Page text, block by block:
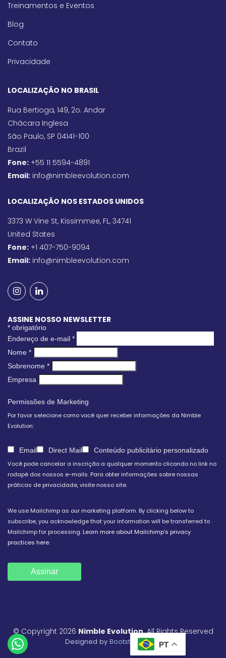
Treinamentos e Eventos
Blog
Contato
Privacidade
LOCALIZAÇÃO NO BRASIL
Rua Bertioga, 149, 2o. Andar
Chácara Inglesa
São Paulo, SP 04141-100
Brazil
Fone: +55 11 5594-4891
Email: info@nimbleevolution.com
LOCALIZAÇÃO NOS ESTADOS UNIDOS
3373 W Vine St, Kissimmee, FL, 34741
United States
Fone: +1 407-750-9094
Email: info@nimbleevolution.com
ASSINE NOSSO NEWSLETTER
* obrigatório
Endereço de e-mail *
Nome *
Sobrenome *
Empresa
Permissões de Marketing
Por favor selecione como você quer receber informações da Nimble
Evolution:
Email Direct Mail
Conteúdo publicitário personalizado
Você pode cancelar a inscrição a qualquer momento clicando no link no
rodapé dos nossos e-mails. Para obter informações sobre nossas
práticas de privacidade, visite nosso site.
We use Mailchimp as our marketing platform. By clicking below to
subscribe, you acknowledge that your information will be transferred to
Mailchimp for processing.Learn more about Mailchimp's privacy
practices here.
© Copyright 2026 Nimble Evolution. All Rights Reserved
Designed by BootstrapMadePT